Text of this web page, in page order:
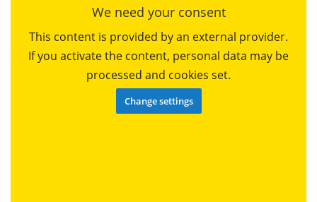
We need your consent
This content is provided by an external provider.
If you activate the content, personal data may be
processed and cookies set.
Change settings